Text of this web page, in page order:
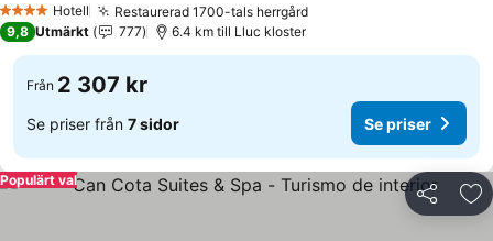
4 StjärnorHotell Restaurerad 1700-tals herrgårdSe priser
9,8 Utmärkt 777 6.4 km till Lluc kloster
Från 2 307 kr
Se priser från 7 sidor Se priser
Dela
Populärt val